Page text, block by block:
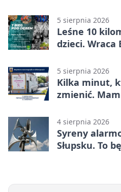
5 sierpnia 2026
Leśne 10
dzieci. Wraca
5 sierpnia 2026
Kilka minut,
zmienić.
4 sierpnia 2026
Syreny
Słupsku. To